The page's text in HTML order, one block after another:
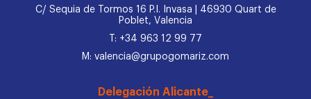
C/ Sequia de Tormos 16 P.I. Invasa | 46930 Quart de
Poblet, Valencia
T: +34 963 12 99 77
M: valencia@grupogomariz.com
Delegación Alicante_